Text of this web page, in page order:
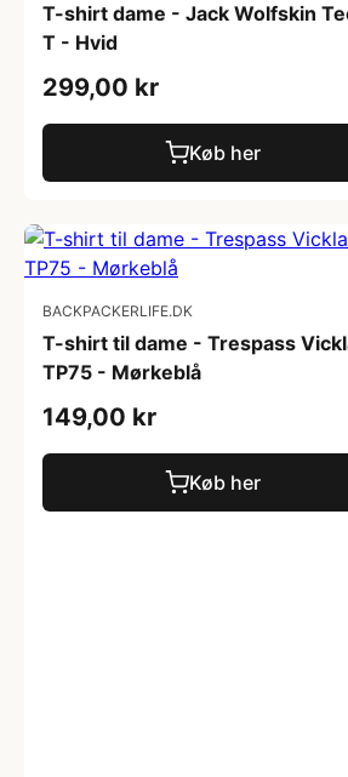
T-shirt dame - Jack Wolfskin
T - Hvid
299,00 kr
Køb her
BACKPACKERLIFE.DK
T-shirt til dame - Trespass
TP75 - Mørkeblå
149,00 kr
Køb her